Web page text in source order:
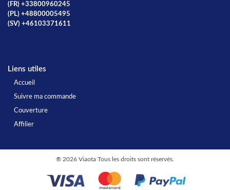
(FR) +33800960245
(PL) +48800005495
(SV) +46103371611
Liens utiles
Accueil
Suivre ma commande
Couverture
Affilier
® 2026 Viaota Tous les droits sont réservés.